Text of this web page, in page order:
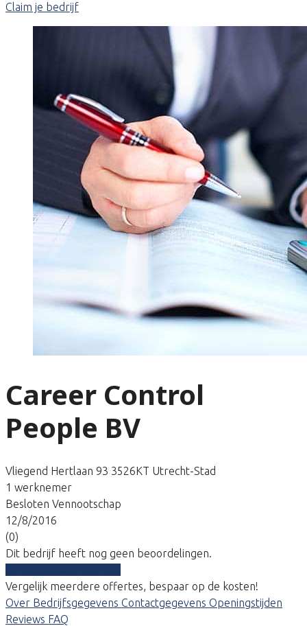
Claim je bedrijf
Career Control
People BV
Vliegend Hertlaan 93 3526KT Utrecht-Stad
1 werknemer
Besloten Vennootschap
12/8/2016
(0)
Dit bedrijf heeft nog geen beoordelingen.
Vergelijk meerdere offertes, bespaar op de kosten!
Over Bedrijfsgegevens Contactgegevens Openingstijden
Reviews FAQ